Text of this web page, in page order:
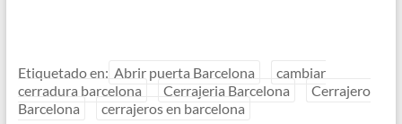
Etiquetado en: Abrir puerta Barcelona
cambiar
cerradura barcelona
Cerrajeria Barcelona
Cerrajero
Barcelona
cerrajeros en barcelona